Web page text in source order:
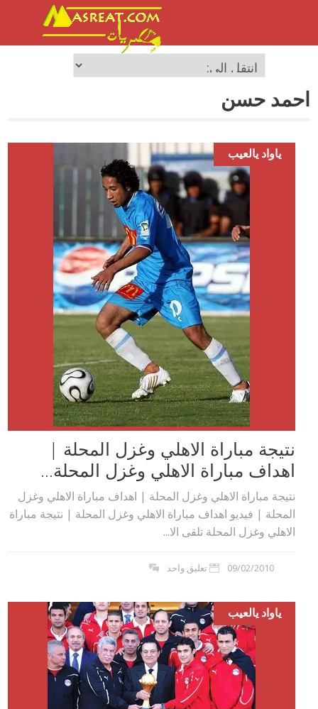
احمد حسن
ياواد يالعيب
نتيجة مباراة الاهلي وغزل المحلة |
اهداف مباراة الاهلي وغزل المحلة...
نتيجة مباراة الاهلي وغزل المحلة | اهداف مباراة الاهلي وغزل
المحلة | فيديو اهداف مباراة الاهلي وغزل المحلة | نتيجة مباراة
الاهلي وغزل المحلة تلقى الا...
09/02/2010 تعليق واحد
ياواد يالعيب